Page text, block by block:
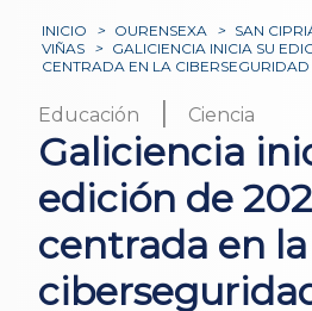
INICIO > OURENSEXA > SAN
VIÑAS > GALICIENCIA INICIA SU
CENTRADA EN LA CIBERSEGURIDAD
Educación | Ciencia
Galiciencia
edición de
centrada en la